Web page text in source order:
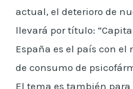
actual, el deterioro de
llevará por título:
España es el país con el
de consumo de
El tema es también